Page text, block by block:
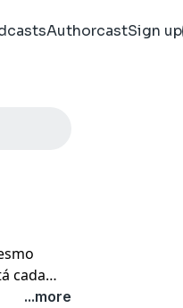
AuthorcastSign up
cada
no
...more